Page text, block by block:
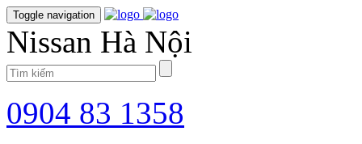
Toggle navigation
Nissan Hà Nội
0904 83 1358